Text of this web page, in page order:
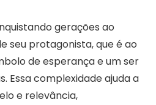
gerações ao
seu protagonista, que é ao
de esperança e um ser
Essa complexidade ajuda a
e relevância,